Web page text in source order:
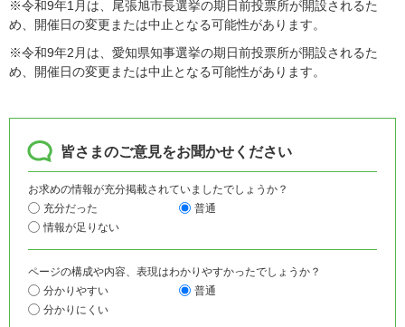
※令和9年1月は、尾張旭市長選挙の期日前投票所が開設されるた
め、開催日の変更または中止となる可能性があります。
※令和9年2月は、愛知県知事選挙の期日前投票所が開設されるた
め、開催日の変更または中止となる可能性があります。
皆さまのご意見をお聞かせください
お求めの情報が充分掲載されていましたでしょうか？
充分だった
普通
情報が足りない
ページの構成や内容、表現はわかりやすかったでしょうか？
分かりやすい
普通
分かりにくい